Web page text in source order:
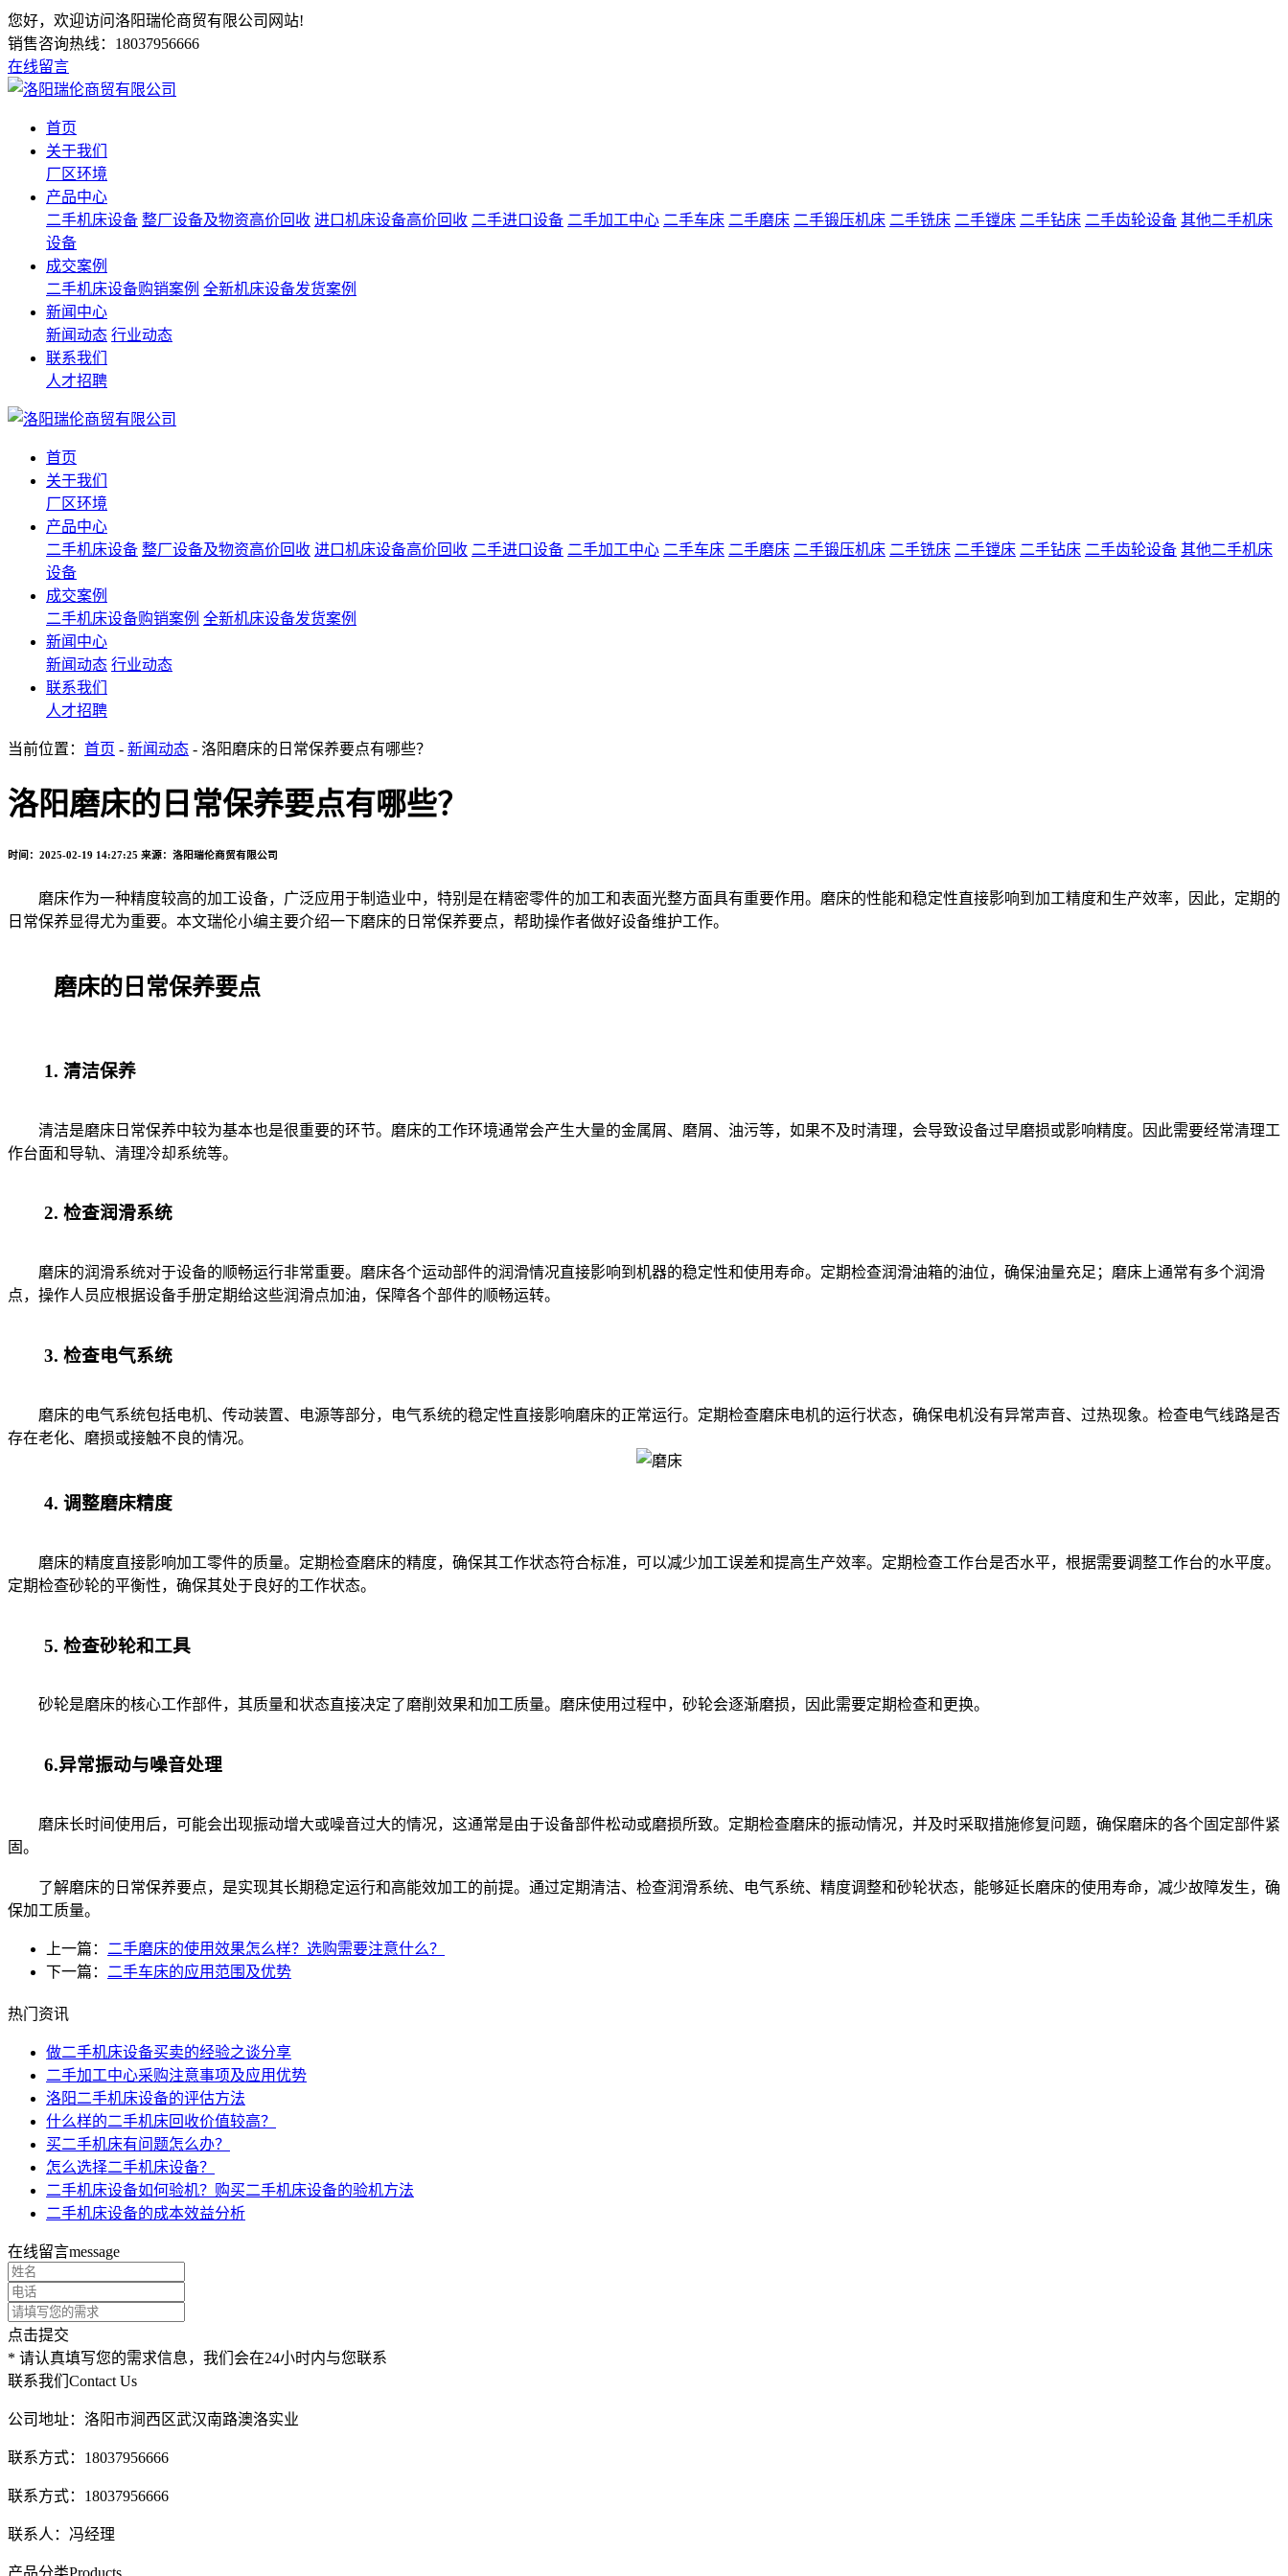
您好，欢迎访问洛阳瑞伦商贸有限公司网站!
销售咨询热线： 18037956666
在线留言
首页
关于我们
厂区环境
产品中心
二手机床设备 整厂设备及物资高价回收 进口机床设备高价回收 二手进口设备 二手加工中心 二手车床 二手磨床 二手锻压机床 二手铣床 二手镗床 二手钻床 二手齿轮设备 其他二手机床
设备
成交案例
二手机床设备购销案例 全新机床设备发货案例
新闻中心
新闻动态 行业动态
联系我们
人才招聘
首页
关于我们
厂区环境
产品中心
二手机床设备 整厂设备及物资高价回收 进口机床设备高价回收 二手进口设备 二手加工中心 二手车床 二手磨床 二手锻压机床 二手铣床 二手镗床 二手钻床 二手齿轮设备 其他二手机床
设备
成交案例
二手机床设备购销案例 全新机床设备发货案例
新闻中心
新闻动态 行业动态
联系我们
人才招聘
当前位置： 首页 - 新闻动态 - 洛阳磨床的日常保养要点有哪些？
洛阳磨床的日常保养要点有哪些？
时间：2025-02-19 14:27:25 来源：洛阳瑞伦商贸有限公司
磨床作为一种精度较高的加工设备，广泛应用于制造业中，特别是在精密零件的加工和表面光整方面具有重要作用。磨床的性能和稳定性直接影响到加工精度和生产效率，因此，定期的
日常保养显得尤为重要。本文瑞伦小编主要介绍一下磨床的日常保养要点，帮助操作者做好设备维护工作。
磨床的日常保养要点
1. 清洁保养
清洁是磨床日常保养中较为基本也是很重要的环节。磨床的工作环境通常会产生大量的金属屑、磨屑、油污等，如果不及时清理，会导致设备过早磨损或影响精度。因此需要经常清理工
作台面和导轨、清理冷却系统等。
2. 检查润滑系统
磨床的润滑系统对于设备的顺畅运行非常重要。磨床各个运动部件的润滑情况直接影响到机器的稳定性和使用寿命。定期检查润滑油箱的油位，确保油量充足；磨床上通常有多个润滑
点，操作人员应根据设备手册定期给这些润滑点加油，保障各个部件的顺畅运转。
3. 检查电气系统
磨床的电气系统包括电机、传动装置、电源等部分，电气系统的稳定性直接影响磨床的正常运行。定期检查磨床电机的运行状态，确保电机没有异常声音、过热现象。检查电气线路是否
存在老化、磨损或接触不良的情况。
4. 调整磨床精度
磨床的精度直接影响加工零件的质量。定期检查磨床的精度，确保其工作状态符合标准，可以减少加工误差和提高生产效率。定期检查工作台是否水平，根据需要调整工作台的水平度。
定期检查砂轮的平衡性，确保其处于良好的工作状态。
5. 检查砂轮和工具
砂轮是磨床的核心工作部件，其质量和状态直接决定了磨削效果和加工质量。磨床使用过程中，砂轮会逐渐磨损，因此需要定期检查和更换。
6.异常振动与噪音处理
磨床长时间使用后，可能会出现振动增大或噪音过大的情况，这通常是由于设备部件松动或磨损所致。定期检查磨床的振动情况，并及时采取措施修复问题，确保磨床的各个固定部件紧
固。
了解磨床的日常保养要点，是实现其长期稳定运行和高能效加工的前提。通过定期清洁、检查润滑系统、电气系统、精度调整和砂轮状态，能够延长磨床的使用寿命，减少故障发生，确
保加工质量。
上一篇： 二手磨床的使用效果怎么样？选购需要注意什么？
下一篇： 二手车床的应用范围及优势
热门资讯
做二手机床设备买卖的经验之谈分享
二手加工中心采购注意事项及应用优势
洛阳二手机床设备的评估方法
什么样的二手机床回收价值较高？
买二手机床有问题怎么办？
怎么选择二手机床设备？
二手机床设备如何验机？购买二手机床设备的验机方法
二手机床设备的成本效益分析
在线留言message
点击提交
* 请认真填写您的需求信息，我们会在24小时内与您联系
联系我们 Contact Us
公司地址：洛阳市涧西区武汉南路澳洛实业
联系方式：18037956666
联系方式：18037956666
联系人：冯经理
产品分类Products